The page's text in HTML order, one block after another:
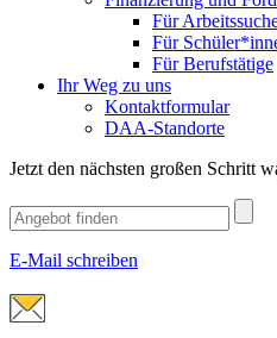
Für
Für
Für Berufstätige
Ihr Weg zu uns
Kontaktformular
DAA-Standorte
Jetzt den nächsten großen Schritt
E-Mail schreiben